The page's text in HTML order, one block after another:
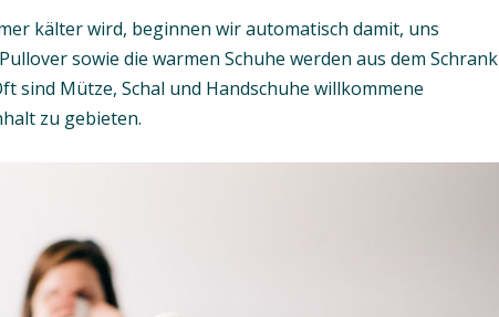
kälter wird, beginnen wir automatisch damit, uns
sowie die warmen Schuhe werden aus dem Schrank
sind Mütze, Schal und Handschuhe willkommene
zu gebieten.